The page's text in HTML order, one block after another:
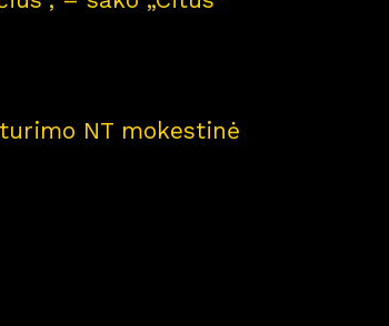
NT mokestinė